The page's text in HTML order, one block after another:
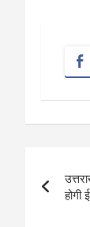
होगी